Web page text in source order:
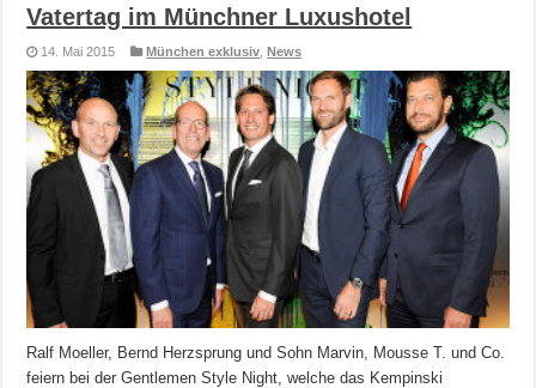
Vatertag im Münchner Luxushotel
14. Mai 2015 München exklusiv ,News
Ralf Moeller, Bernd Herzsprung und Sohn Marvin, Mousse T. und Co.
feiern bei der Gentlemen Style Night, welche das Kempinski